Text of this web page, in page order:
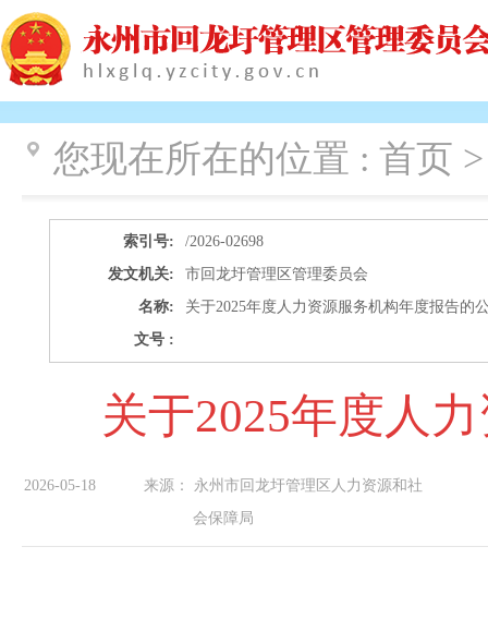
您现在所在的位置 : 首页
索引号:
/2026-02698
发文机关:
市回龙圩管理区管理委员会
名称:
关于2025年度人力资源服务机构年度报告的
文号 :
关于2025年度人
2026-05-18 来源： 永州市回龙圩管理区人力资源和社
会保障局